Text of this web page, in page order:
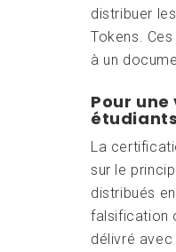
distribuer
Tokens.
à un
Pour
étudiants
La
sur le
distribués
falsification
délivré